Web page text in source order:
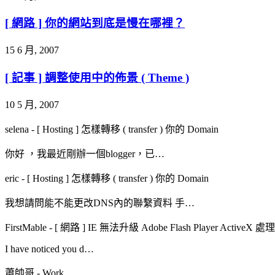
[ 網路 ] 你的網站到底是慢在哪裡？
15 6 月, 2007
[ 記事 ] 調整使用中的佈景 ( Theme )
10 5 月, 2007
selena - [ Hosting ] 怎樣轉移 ( transfer ) 你的 Domain
你好 ，我最近剛辦一個blogger，已…
eric - [ Hosting ] 怎樣轉移 ( transfer ) 你的 Domain
我想請問能不能更改DNS內的聯繫資料 手…
FirstMable - [ 網路 ] IE 無法升級 Adobe Flash Player ActiveX 處
I have noticed you d…
蕭帥哥 - Work